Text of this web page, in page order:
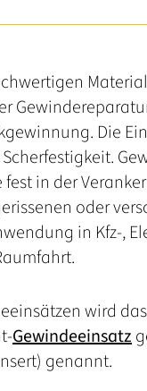
Die
in der
oder
in Kfz-,
wird das
Gewindeeinsatz
genannt.